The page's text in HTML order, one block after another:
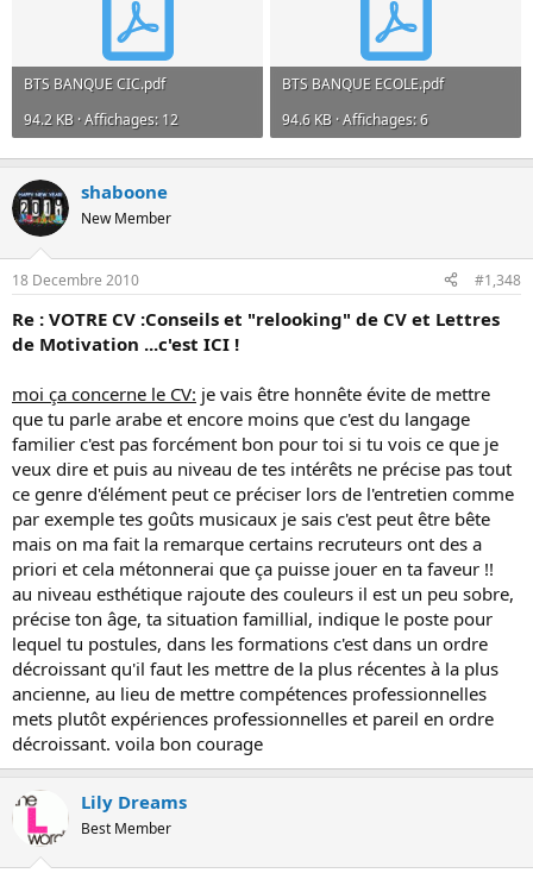
BTS BANQUE CIC.pdf
94.2 KB · Affichages: 12
BTS BANQUE ECOLE.pdf
94.6 KB · Affichages: 6
shaboone
New Member
18 Decembre 2010 #1,348
Re : VOTRE CV :Conseils et "relooking" de CV et Lettres
de Motivation ...c'est ICI !
moi ça concerne le CV: je vais être honnête évite de mettre
que tu parle arabe et encore moins que c'est du langage
familier c'est pas forcément bon pour toi si tu vois ce que je
veux dire et puis au niveau de tes intérêts ne précise pas tout
ce genre d'élément peut ce préciser lors de l'entretien comme
par exemple tes goûts musicaux je sais c'est peut être bête
mais on ma fait la remarque certains recruteurs ont des a
priori et cela métonnerai que ça puisse jouer en ta faveur !!
au niveau esthétique rajoute des couleurs il est un peu sobre,
précise ton âge, ta situation famillial, indique le poste pour
lequel tu postules, dans les formations c'est dans un ordre
décroissant qu'il faut les mettre de la plus récentes à la plus
ancienne, au lieu de mettre compétences professionnelles
mets plutôt expériences professionnelles et pareil en ordre
décroissant. voila bon courage
Lily Dreams
Best Member